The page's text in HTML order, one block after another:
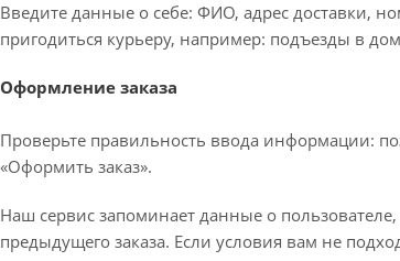
Введите данные о себе: ФИО, адрес доставки,
пригодиться курьеру, например: подъезды в
Оформление заказа
Проверьте правильность ввода информации:
«Оформить заказ».
Наш сервис запоминает данные о
предыдущего заказа. Если условия вам не